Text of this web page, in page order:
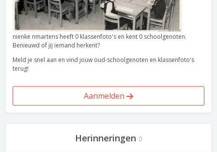
nienke nmartens heeft 0 klassenfoto's en kent 0 schoolgenoten.
Benieuwd of jij iemand herkent?
Meld je snel aan en vind jouw oud-schoolgenoten en klassenfoto's
terug!
Aanmelden
Herinneringen 0